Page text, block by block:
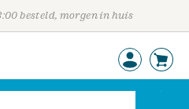
besteld, morgen in huis